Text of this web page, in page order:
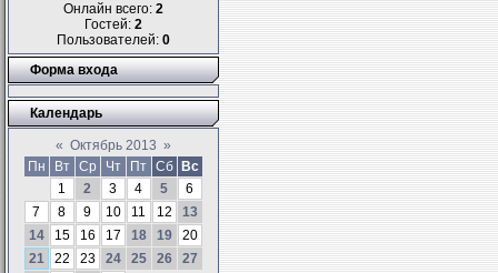
Онлайн всего: 2
Гостей: 2
Пользователей: 0
Форма входа
Календарь
« Октябрь 2013 »
Пн
Вт Ср Чт Пт Сб
Вс
1
2 3 4 5
6
7
8 9 10 11 12
13
14
15 16 17 18 19
20
21
22 23 24 25 26
27